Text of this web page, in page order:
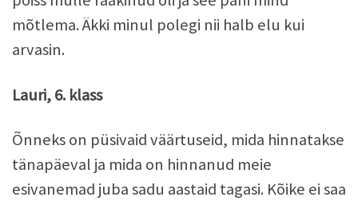
mõtlema. Äkki minul polegi nii halb elu kui
arvasin.
Lauri, 6. klass
Õnneks on püsivaid väärtuseid, mida hinnatakse
tänapäeval ja mida on hinnanud meie
esivanemad juba sadu aastaid tagasi. Kõike ei saa